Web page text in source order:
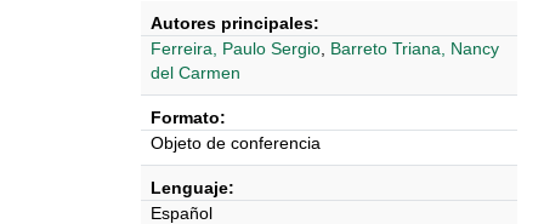
Autores principales:
Ferreira, Paulo Sergio Barreto Triana, Nancy
del Carmen
Formato:
Objeto de conferencia
Lenguaje:
Español